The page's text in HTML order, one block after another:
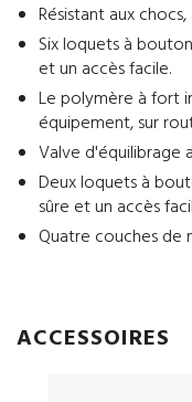
Résistant aux
Six loquets à
et un accès facile.
Le polymère à fort
équipement, sur
Valve d'équilibrage
Deux loquets à
sûre et un accès
Quatre couches
ACCESSOIRES